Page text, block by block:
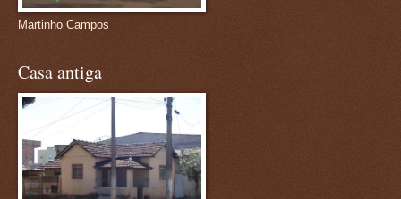
Martinho Campos
Casa antiga